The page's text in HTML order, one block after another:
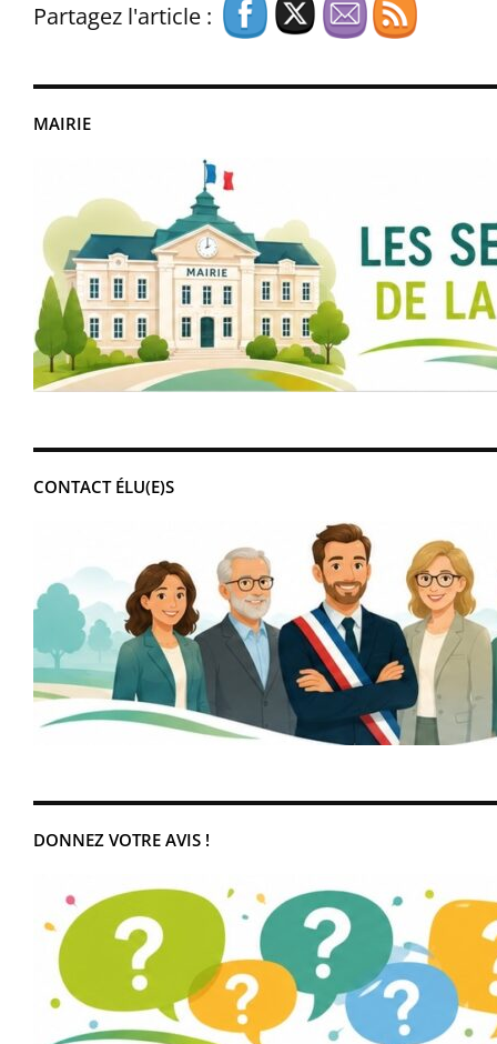
MAIRIE
CONTACT ÉLU(E)S
DONNEZ VOTRE AVIS !
Partagez l'article :